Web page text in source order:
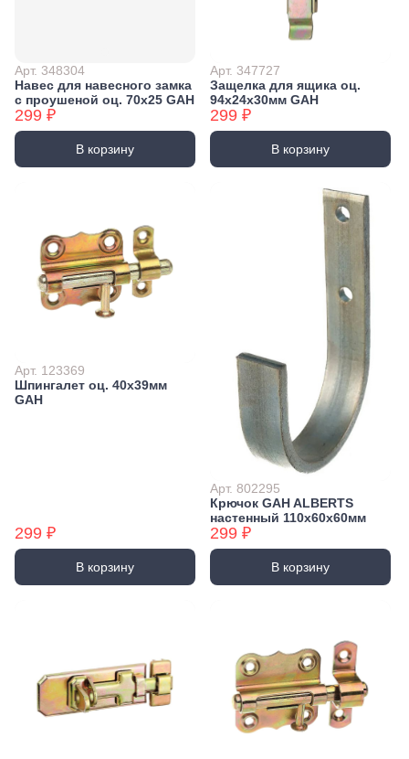
Арт. 348304
Навес для навесного замка
с проушеной оц. 70x25 GAH
299 ₽
В корзину
Арт. 347727
Защелка для ящика оц.
94x24х30мм GAH
299 ₽
В корзину
Арт. 123369
Шпингалет оц. 40x39мм
GAH
299 ₽
В корзину
Арт. 802295
Крючок GAH ALBERTS
настенный 110х60х60мм
299 ₽
В корзину